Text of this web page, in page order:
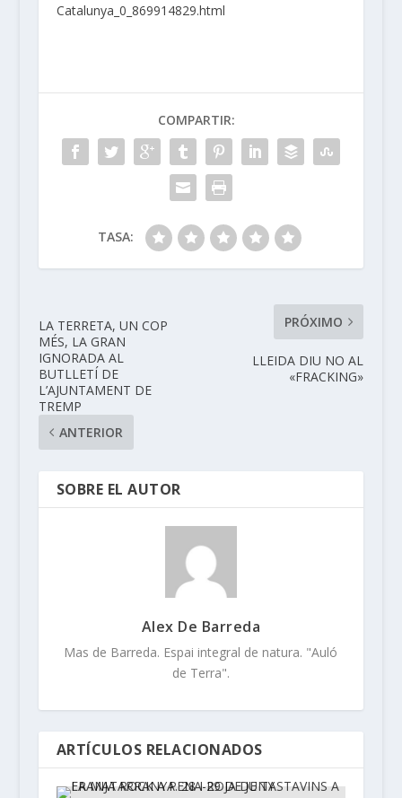
Catalunya_0_869914829.html
COMPARTIR:
TASA:
LA TERRETA, UN COP
MÉS, LA GRAN
IGNORADA AL
BUTLLETÍ DE
L’AJUNTAMENT DE
TREMP
ANTERIOR
PRÓXIMO
LLEIDA DIU NO AL
«FRACKING»
SOBRE EL AUTOR
Alex De Barreda
Mas de Barreda. Espai integral de natura. "Auló
de Terra".
ARTÍCULOS RELACIONADOS